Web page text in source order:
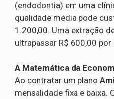
(endodontia) em uma
qualidade média pode
1.200,00. Uma extração
ultrapassar R$ 600,00 por
A Matemática da
Ao contratar um plano
mensalidade fixa e baixa.